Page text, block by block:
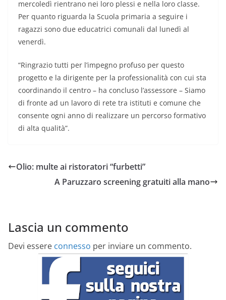
mercoledì rientrano nei loro plessi e nella loro classe.
Per quanto riguarda la Scuola primaria a seguire i
ragazzi sono due edu­catrici comunali dal lunedì al
venerdì.
“Ringrazio tutti per l’impegno profuso per questo
progetto e la dirigente per la professionalità con cui sta
coordinando il centro – ha concluso l’assessore – Siamo
di fronte ad un lavoro di rete tra istituti e comune che
consente ogni anno di realizzare un percorso formativo
di alta qualità”.
Olio: multe ai ristoratori “furbetti”
A Paruzzaro screening gratuiti alla mano
Lascia un commento
Devi essere connesso per inviare un commento.